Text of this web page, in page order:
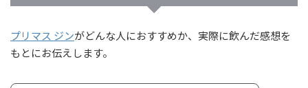
プリマス ジンがどんな人におすすめか、実際に飲んだ感想を
もとにお伝えします。